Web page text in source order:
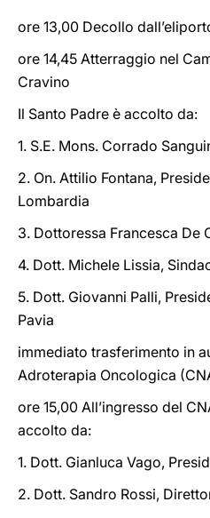
ore 13,00 Decollo
ore 14,45 Atterraggio nel
Cravino
Il Santo Padre è accolto da:
1. S.E. Mons. Corrado
2. On. Attilio Fontana,
Lombardia
3. Dottoressa Francesca De
4. Dott. Michele Lissia,
5. Dott. Giovanni Palli,
Pavia
immediato trasferimento in
Adroterapia Oncologica
ore 15,00 All’ingresso del
accolto da:
1. Dott. Gianluca Vago,
2. Dott. Sandro Rossi,